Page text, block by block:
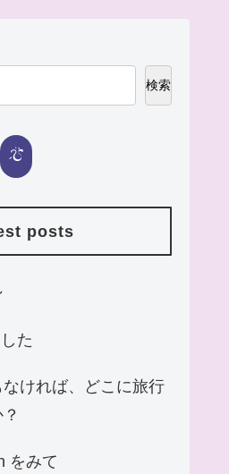
検索
posts
た
ければ、どこに旅行
をみて